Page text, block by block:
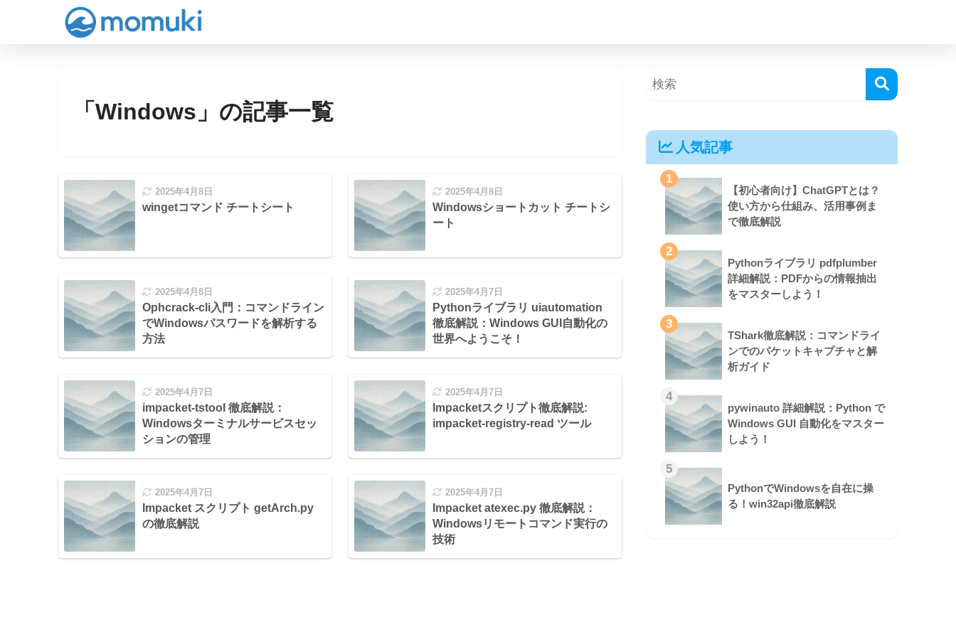
「Windows」の記事一覧
2025年4月8日
wingetコマンド チートシート
2025年4月8日
Windowsショートカット チートシ
ート
2025年4月8日
Ophcrack-cli入門：コマンドライン
でWindowsパスワードを解析する
方法
2025年4月7日
Pythonライブラリ uiautomation
徹底解説：Windows GUI自動化の
世界へようこそ！
2025年4月7日
impacket-tstool 徹底解説：
Windowsターミナルサービスセッ
ションの管理
2025年4月7日
Impacketスクリプト徹底解説:
impacket-registry-read ツール
2025年4月7日
Impacket スクリプト getArch.py
の徹底解説
2025年4月7日
Impacket atexec.py 徹底解説：
Windowsリモートコマンド実行の
技術
人気記事
1
【初心者向け】ChatGPTとは？
使い方から仕組み、活用事例ま
で徹底解説
2
Pythonライブラリ pdfplumber
詳細解説：PDFからの情報抽出
をマスターしよう！
3
TShark徹底解説：コマンドライ
ンでのパケットキャプチャと解
析ガイド
4
pywinauto 詳細解説：Python で
Windows GUI 自動化をマスター
しよう！
5
PythonでWindowsを自在に操
る！win32api徹底解説